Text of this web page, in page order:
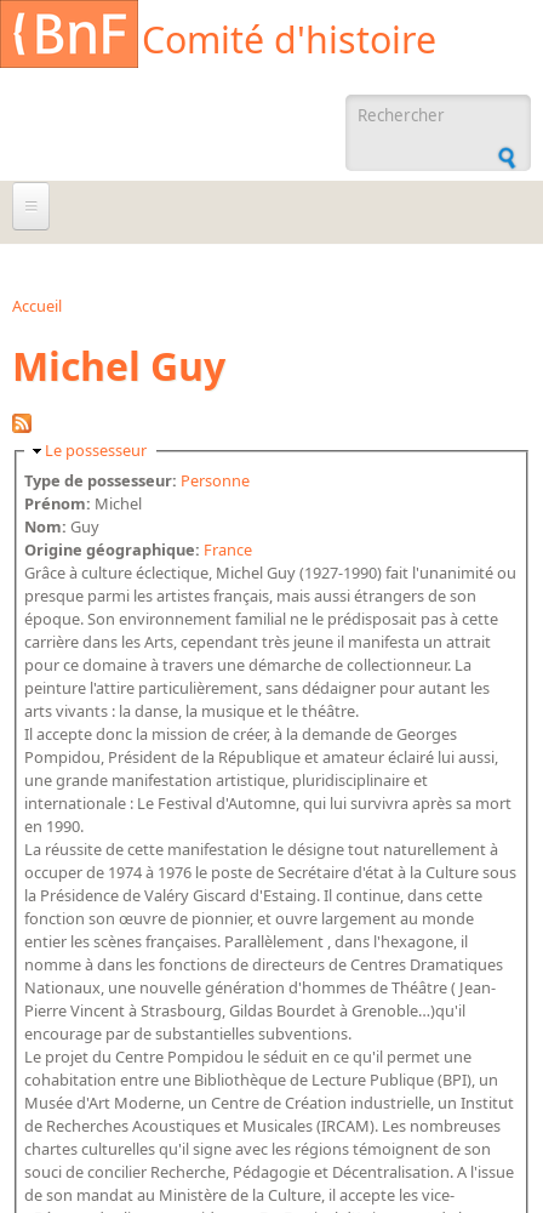
Aller au contenu principal
Comité d'histoire
recherche
À propos
Agenda
Ressources documentaires
Archives orales
Bibliographies
Bibliographie sur la BnF
Bibliographie historique de la Bibliothèque nationale de
France
Dictionnaire de la BnF
Dictionnaire BnF : recherche avancée
Dictionnaire BnF : index
Dictionnaire des fonds spéciaux et des principales collections et
provenances
Recherche de fonds, collections et provenances
L'histoire de la BnF en objets
Explorer
Organigrammes de la bibliothèque
Rapports d'activité de la Bibliothèque
Répertoire
Répertoire des catalogues d'expositions
Répertoire des catalogues
Répertoire des manuscrits du XXe siècle
Accueil
Michel Guy
Masquer
Le possesseur
Type de possesseur: Personne
Prénom: Michel
Nom:Guy
Origine géographique: France
Grâce à culture éclectique, Michel Guy (1927-1990) fait l'unanimité ou
presque parmi les artistes français, mais aussi étrangers de son
époque. Son environnement familial ne le prédisposait pas à cette
carrière dans les Arts, cependant très jeune il manifesta un attrait
pour ce domaine à travers une démarche de collectionneur. La
peinture l'attire particulièrement, sans dédaigner pour autant les
arts vivants : la danse, la musique et le théâtre.
Il accepte donc la mission de créer, à la demande de Georges
Pompidou, Président de la République et amateur éclairé lui aussi,
une grande manifestation artistique, pluridisciplinaire et
internationale : Le Festival d'Automne, qui lui survivra après sa mort
en 1990.
La réussite de cette manifestation le désigne tout naturellement à
occuper de 1974 à 1976 le poste de Secrétaire d'état à la Culture sous
la Présidence de Valéry Giscard d'Estaing. Il continue, dans cette
fonction son œuvre de pionnier, et ouvre largement au monde
entier les scènes françaises. Parallèlement , dans l'hexagone, il
nomme à dans les fonctions de directeurs de Centres Dramatiques
Nationaux, une nouvelle génération d'hommes de Théâtre ( Jean-
Pierre Vincent à Strasbourg, Gildas Bourdet à Grenoble…)qu'il
encourage par de substantielles subventions.
Le projet du Centre Pompidou le séduit en ce qu'il permet une
cohabitation entre une Bibliothèque de Lecture Publique (BPI), un
Musée d'Art Moderne, un Centre de Création industrielle, un Institut
de Recherches Acoustiques et Musicales (IRCAM). Les nombreuses
chartes culturelles qu'il signe avec les régions témoignent de son
souci de concilier Recherche, Pédagogie et Décentralisation. A l'issue
de son mandat au Ministère de la Culture, il accepte les vice-
Cookies management panel